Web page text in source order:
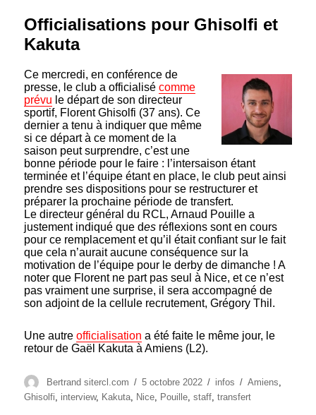
Officialisations pour Ghisolfi et
Kakuta
Ce mercredi, en conférence de
presse, le club a officialisécomme
prévu le départ de son directeur
sportif, Florent Ghisolfi (37 ans). Ce
dernier a tenu à indiquer que même
si ce départ à ce moment de la
saison peut surprendre, c’est une
bonne période pour le faire : l’intersaison étant
terminée et l’équipe étant en place, le club peut ainsi
prendre ses dispositions pour se restructurer et
préparer la prochaine période de transfert.
Le directeur général du RCL, Arnaud Pouille a
justement indiqué que des réflexions sont en cours
pour ce remplacement et qu’il était confiant sur le fait
que cela n’aurait aucune conséquence sur la
motivation de l’équipe pour le derby de dimanche ! A
noter que Florent ne part pas seul à Nice, et ce n’est
pas vraiment une surprise, il sera accompagné de
son adjoint de la cellule recrutement, Grégory Thil.
Une autreofficialisation a été faite le même jour, le
retour de Gaël Kakuta à Amiens (L2).
Auteur
Bertrand sitercl.com
Publié
le
5 octobre 2022 Catégories
infos Étiquettes
Amiens
Ghisolfi
interview, Kakuta Nice Pouille ,staff ,transfert